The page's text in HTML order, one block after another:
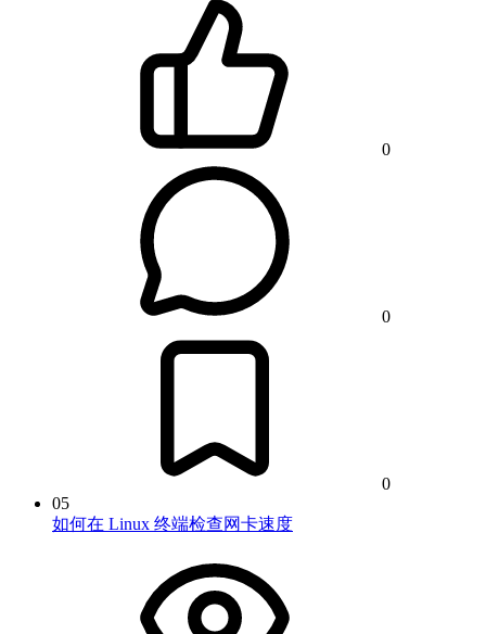
0
0
0
05
如何在 Linux 终端检查网卡速度